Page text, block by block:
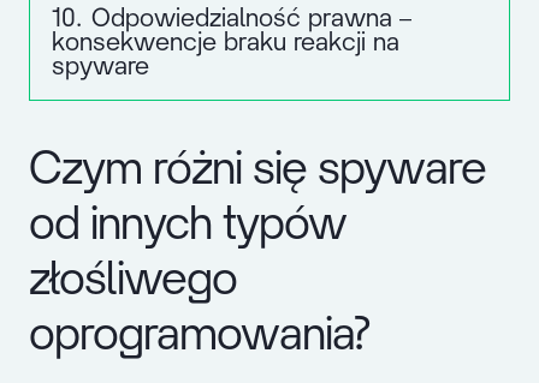
10. Odpowiedzialność prawna –
konsekwencje braku reakcji na
spyware
Czym różni się spyware
od innych typów
złośliwego
oprogramowania?